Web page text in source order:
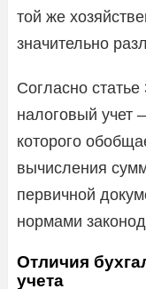
той же
значительно
Согласно
налоговый учет
которого
вычисления
первичной
нормами
Отличия
учета